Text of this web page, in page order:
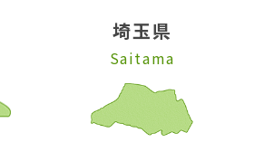
埼玉県
Saitama